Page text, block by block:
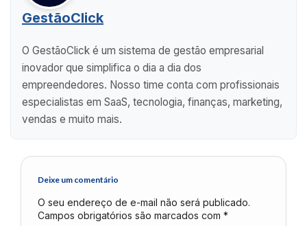
GestãoClick
O GestãoClick é um sistema de gestão empresarial
inovador que simplifica o dia a dia dos
empreendedores. Nosso time conta com profissionais
especialistas em SaaS, tecnologia, finanças, marketing,
vendas e muito mais.
Deixe um comentário
O seu endereço de e-mail não será publicado.
Campos obrigatórios são marcados com *